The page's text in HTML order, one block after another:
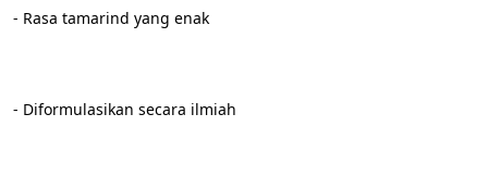
- Rasa tamarind yang enak
- Diformulasikan secara ilmiah